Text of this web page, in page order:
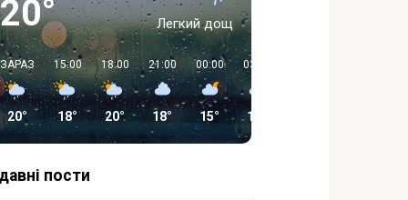
20° Легкий дощ
ЗАРАЗ
20°
15:00
18°
18:00
20°
21:00
18°
00:00
15°
03:00
13°
пости